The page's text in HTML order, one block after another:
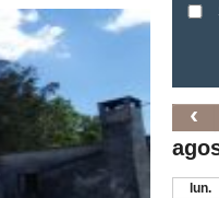
lun.